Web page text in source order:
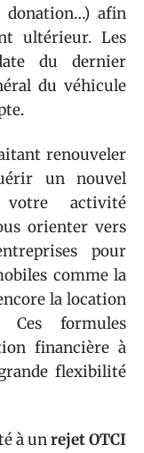
donation…) afin
ultérieur. Les
du dernier
du véhicule
renouveler
un nouvel
activité
orienter vers
pour
comme la
la location
Ces formules
financière à
flexibilité
à unrejet OTCI